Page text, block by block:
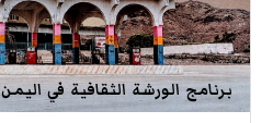
برنامج الورشة الثقافية في اليمن